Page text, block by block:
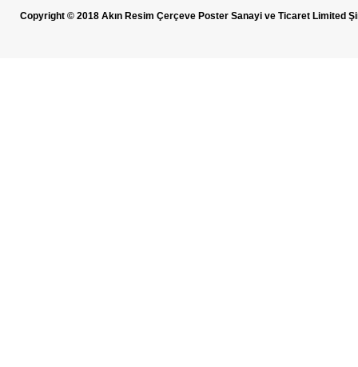
Copyright © 2018 Akın Resim Çerçeve Poster Sanayi ve Ticaret Limited